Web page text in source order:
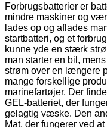
Forbrugsbatterier er
mindre maskiner og
lades op og aflades
startbatteri, og et
kunne yde en stærk
man starter en bil,
strøm over en længere
mange forskellige
marinefartøjer. Der
GEL-batteriet, der
gelagtig væske. Den
Mat, der fungerer ved